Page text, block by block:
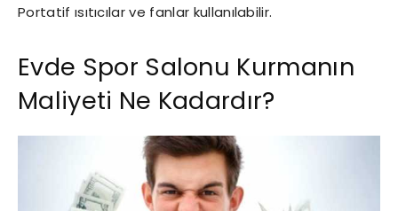
Portatif ısıtıcılar ve fanlar kullanılabilir.
Evde Spor Salonu Kurmanın
Maliyeti Ne Kadardır?